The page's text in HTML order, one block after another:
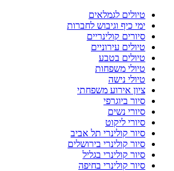
טיולים לגמלאים
ימי כיף וגיבוש לחברות
סיורים קולינריים
טיולים עירוניים
טיולים בטבע
טיולי משפחות
טיולי נישה
ציון אירוע משפחתי
סיור ביוגרפי
סיורי נשים
סיורי ליקוט
סיור קולינרי תל אביב
סיור קולינרי בירושלים
סיור קולינרי בגליל
סיור קולינרי בחיפה